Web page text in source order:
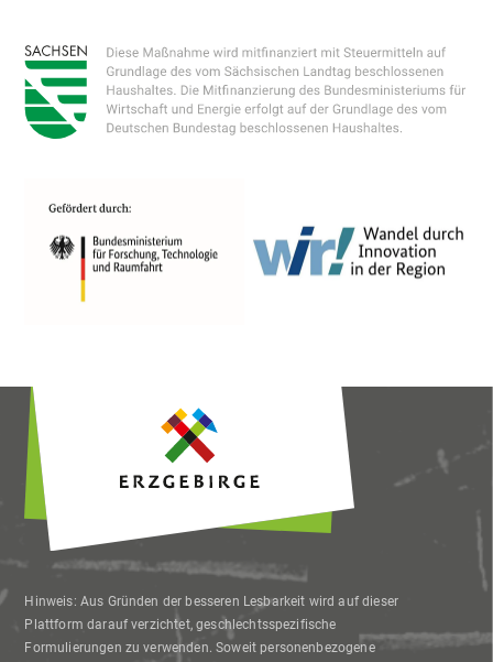
Hinweis: Aus Gründen der besseren Lesbarkeit wird auf dieser
Plattform darauf verzichtet, geschlechtsspezifische
Formulierungen zu verwenden. Soweit personenbezogene